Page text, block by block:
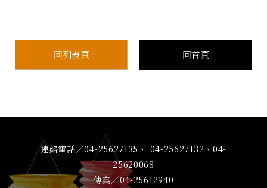
回列表頁 回首頁
連絡電話／04-25627135、 04-25627132、04-
25620068
傳真／04-25612940